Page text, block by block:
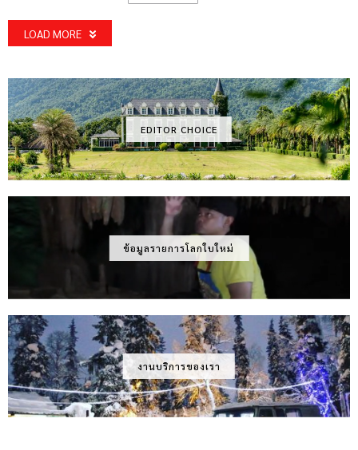
LOAD MORE
EDITOR CHOICE
ข้อมูลรายการโลกใบใหม่
งานบริการของเรา